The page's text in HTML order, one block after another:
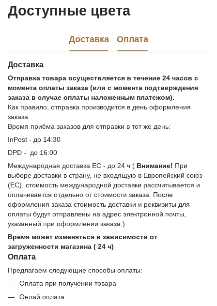
Доступные цвета
Доставка Оплата
Доставка
Отправка товара осуществляется в течение 24 часов с
момента оплаты заказа (или с момента подтверждения
заказа в случае оплаты наложенным платежом).
Как правило, отправка производится в день оформления
заказа.
Время приёма заказов для отправки в тот же день:
InPost - до 14:30
DPD - до 16:00
Международная доставка ЕС - до 24 ч ( Внимание! При
выборе доставки в страну, не входящую в Европейский союз
(ЕС), стоимость международной доставки рассчитывается и
оплачивается отдельно от стоимости заказа. После
оформления заказа стоимость доставки и реквизиты для
оплаты будут отправлены на адрес электронной почты,
указанный при оформлении заказа.)
Время может изменяться в зависимости от
загруженности магазина ( 24 ч)
Оплата
Предлагаем следующие способы оплаты:
Оплата при получении товара
Онлай оплата